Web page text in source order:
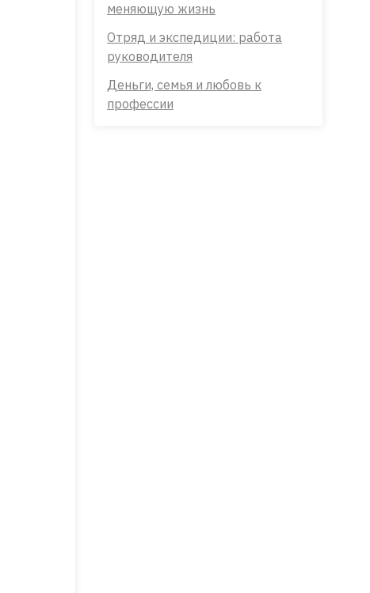
меняющую жизнь
Отряд и экспедиции: работа
руководителя
Деньги, семья и любовь к
профессии